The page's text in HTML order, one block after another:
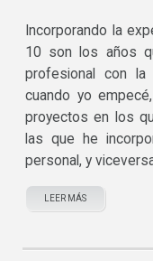
CONTACTA
Incorporando la
10 son los años
profesional con la
cuando yo
proyectos en los
las que he
personal, y
LEER MÁS